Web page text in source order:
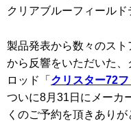
クリアブルーフィールド
製品発表から数々のス
から反響をいただいた
ロッド「 クリスター72
ついに8月31日にメーカ
くのご予約を頂きありが